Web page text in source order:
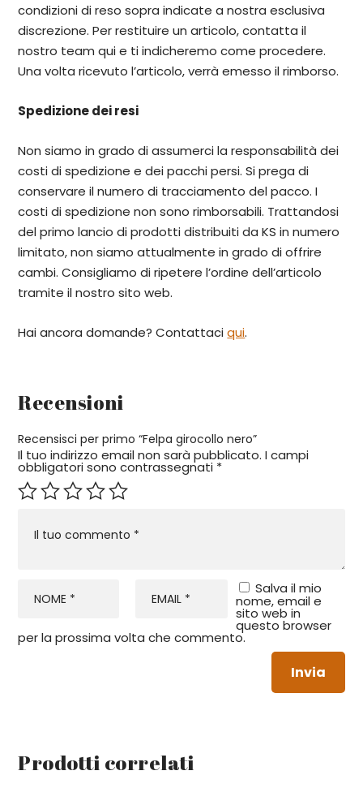
condizioni di reso sopra indicate a nostra esclusiva
discrezione. Per restituire un articolo, contatta il
nostro team qui e ti indicheremo come procedere.
Una volta ricevuto l’articolo, verrà emesso il rimborso.
Spedizione dei resi
Non siamo in grado di assumerci la responsabilità dei
costi di spedizione e dei pacchi persi. Si prega di
conservare il numero di tracciamento del pacco. I
costi di spedizione non sono rimborsabili. Trattandosi
del primo lancio di prodotti distribuiti da KS in numero
limitato, non siamo attualmente in grado di offrire
cambi. Consigliamo di ripetere l’ordine dell’articolo
tramite il nostro sito web.
Hai ancora domande? Contattaciqui.
Recensioni
Recensisci per primo “Felpa girocollo nero”
Il tuo indirizzo email non sarà pubblicato. I campi
obbligatori sono contrassegnati *
Salva il mio
nome, email e
sito web in
questo browser
per la prossima volta che commento.
Invia
Prodotti correlati